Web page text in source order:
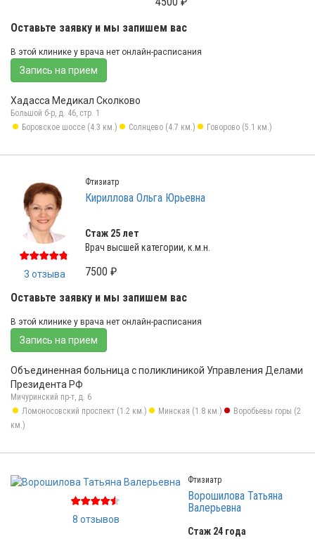
Оставьте заявку и мы запишем вас
В этой клинике у врача нет онлайн-расписания
Запись на прием
Хадасса Медикал Сколково
Большой б-р, д. 46, стр. 1
Боровское шоссе (4.3 км.)
Солнцево (4.7 км.) Говорово (5.1 км.)
3 отзыва
Фтизиатр
Кириллова Ольга Юрьевна
Стаж 25 лет
Врач высшей категории, к.м.н.
7500 ₽
Оставьте заявку и мы запишем вас
В этой клинике у врача нет онлайн-расписания
Запись на прием
Объединенная больница с поликлиникой Управления Делами
Президента РФ
Мичуринский пр-т, д. 6
Ломоносовский проспект (1.2 км.)
Минская (1.8 км.)
Воробьевы горы (2
км.)
8 отзывов
Фтизиатр
Ворошилова Татьяна
Валерьевна
Стаж 24 года